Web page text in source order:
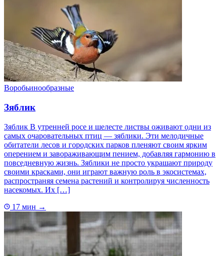
Воробьинообразные
Зяблик
Зяблик В утренней росе и шелесте листвы оживают одни из
самых очаровательных птиц — зяблики. Эти мелодичные
обитатели лесов и городских парков пленяют своим ярким
оперением и завораживающим пением, добавляя гармонию в
повседневную жизнь. Зяблики не просто украшают природу
своими красками, они играют важную роль в экосистемах,
распространяя семена растений и контролируя численность
насекомых. Их […]
17 мин →